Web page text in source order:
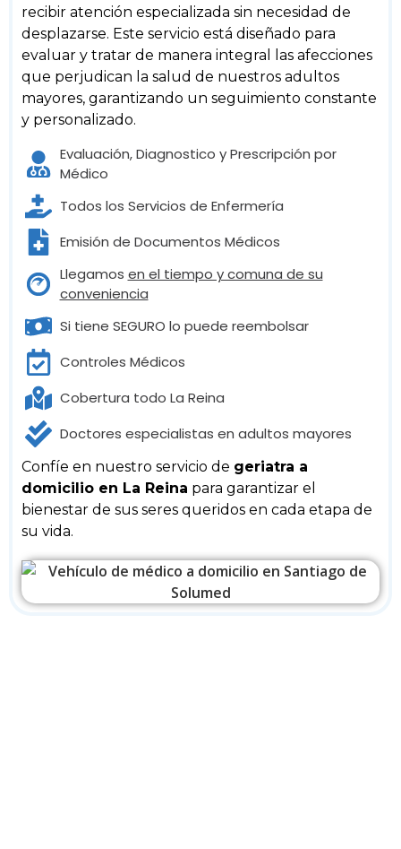
recibir atención especializada sin necesidad de
desplazarse. Este servicio está diseñado para
evaluar y tratar de manera integral las afecciones
que perjudican la salud de nuestros adultos
mayores, garantizando un seguimiento constante
y personalizado.
Evaluación, Diagnostico y Prescripción por
Médico
Todos los Servicios de Enfermería
Emisión de Documentos Médicos
Llegamos en el tiempo y comuna de su
conveniencia
Si tiene SEGURO lo puede reembolsar
Controles Médicos
Cobertura todo La Reina
Doctores especialistas en adultos mayores
Confíe en nuestro servicio de geriatra a
domicilio en La Reina para garantizar el
bienestar de sus seres queridos en cada etapa de
su vida.